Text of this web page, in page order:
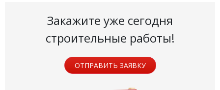
Закажите уже сегодня
строительные работы!
ОТПРАВИТЬ ЗАЯВКУ